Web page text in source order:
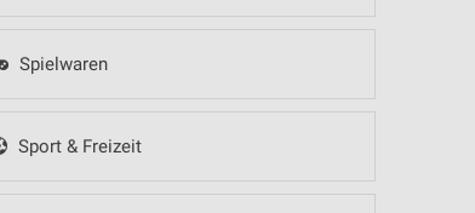
Spielwaren
Sport & Freizeit